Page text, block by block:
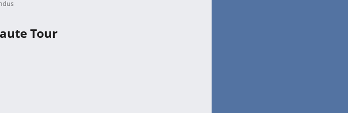
Tour